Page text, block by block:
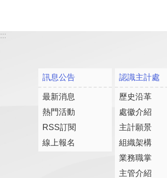
:::
訊息公告
最新消息
熱門活動
RSS訂閱
線上報名
認識主計處
歷史沿革
處徽介紹
主計願景
組織架構
業務職掌
主管介紹